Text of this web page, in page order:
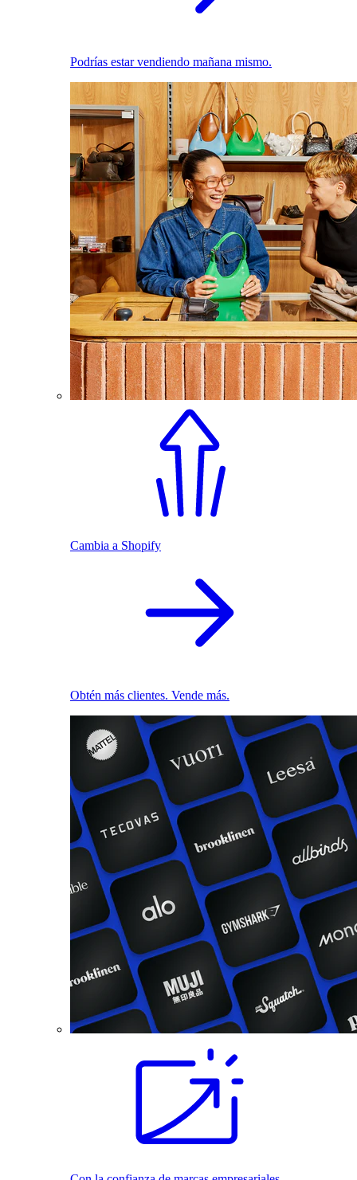
Podrías estar vendiendo mañana mismo.
Cambia a Shopify
Obtén más clientes. Vende más.